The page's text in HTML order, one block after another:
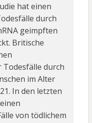
hat einen
durch
geimpften
Britische
Todesfälle durch
im Alter
In den letzten
von tödlichem